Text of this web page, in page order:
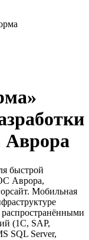
Аврора
быстрой
Аврора,
Мобильная
распространёнными
(1С, SAP,
SQL Server,